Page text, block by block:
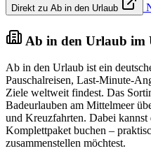
Direkt zu Ab in den Urlaub
Ab in den Urlaub im
Ab in den Urlaub ist ein
Pauschalreisen, Last-Minute-
Ziele weltweit findest. Das
Badeurlauben am Mittelmeer
und Kreuzfahrten. Dabei
Komplettpaket buchen –
zusammenstellen möchtest.